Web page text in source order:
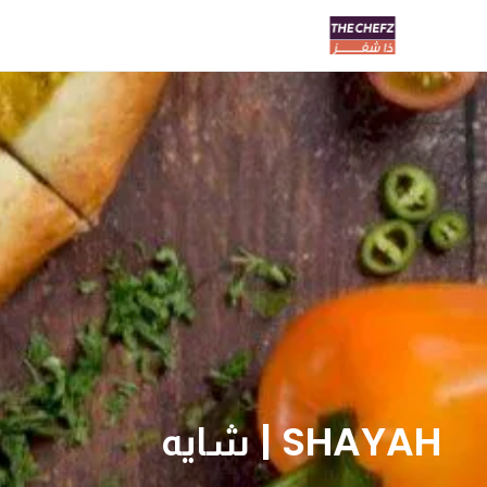
SHAYAH | شايه